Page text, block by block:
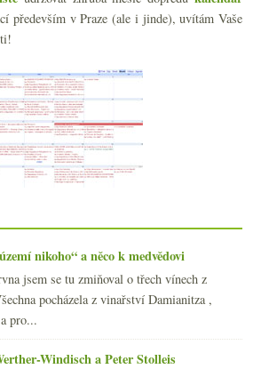
krásná červená Etna
jen na Valentýna…
a minimální cena vína
výtečná maďarská frankovka
Ratzenbergera
především v Praze (ale i jinde), uvítám Vaše
nikoho“ a něco k medvědovi
jsem se tu zmiňoval o třech vínech z
pocházela z vinařství Damianitza ,
pro...
Windisch a Peter Stolleis